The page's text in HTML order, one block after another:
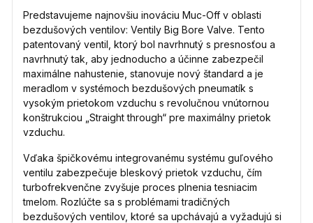
Predstavujeme najnovšiu inováciu Muc-Off v oblasti
bezdušových ventilov: Ventily Big Bore Valve. Tento
patentovaný ventil, ktorý bol navrhnutý s presnosťou a
navrhnutý tak, aby jednoducho a účinne zabezpečil
maximálne nahustenie, stanovuje nový štandard a je
meradlom v systémoch bezdušových pneumatík s
vysokým prietokom vzduchu s revolučnou vnútornou
konštrukciou „Straight through“ pre maximálny prietok
vzduchu.
Vďaka špičkovému integrovanému systému guľového
ventilu zabezpečuje bleskový prietok vzduchu, čím
turbofrekvenčne zvyšuje proces plnenia tesniacim
tmelom. Rozlúčte sa s problémami tradičných
bezdušových ventilov, ktoré sa upchávajú a vyžadujú si